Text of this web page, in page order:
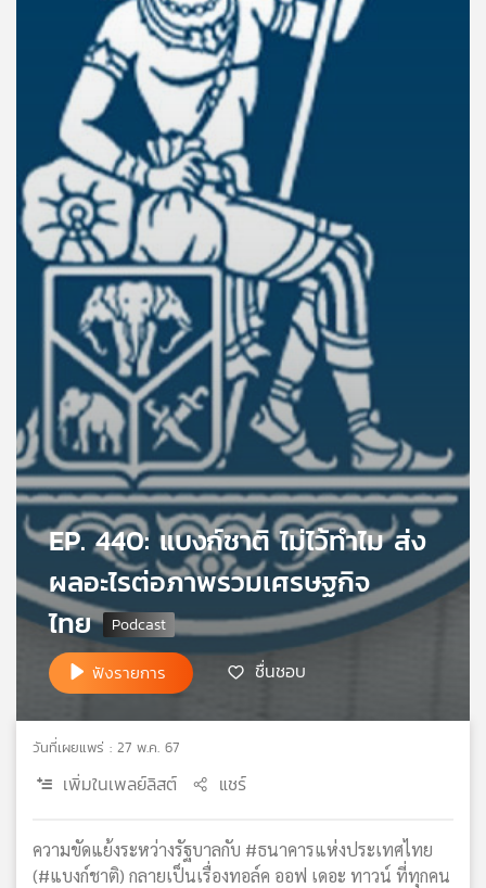
บทความ
ข่าว
และ
กิจกรรม
เครือ
ข่าย
วิทยุ
ไทย
พี
เอส
แผนที่
EP. 440: แบงก์ชาติ ไม่ไว้ทำไม ส่ง
ผลอะไรต่อภาพรวมเศรษฐกิจ
ไทย
ฟังรายการ ชื่นชอบ
วันที่เผยแพร่ : 27 พ.ค. 67
เพิ่มในเพลย์ลิสต์ แชร์
ความขัดแย้งระหว่างรัฐบาลกับ #ธนาคารแห่งประเทศไทย
(#แบงก์ชาติ) กลายเป็นเรื่องทอล์ค ออฟ เดอะ ทาวน์ ที่ทุกคน